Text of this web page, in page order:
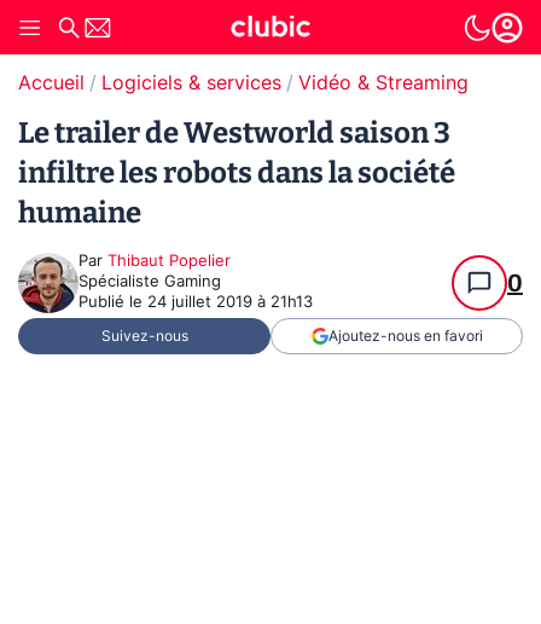
Accueil Logiciels & services Vidéo & Streaming
Le trailer de Westworld saison 3
infiltre les robots dans la société
humaine
Par Thibaut Popelier
Spécialiste Gaming
Publié le 24 juillet 2019 à 21h13
0
Suivez-nous Ajoutez-nous en favori